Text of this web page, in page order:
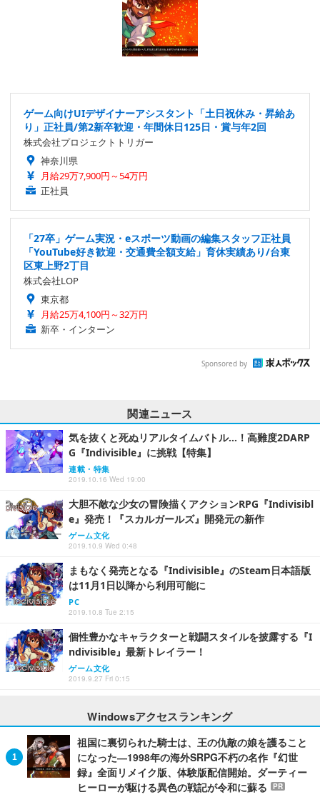
ゲーム向けUIデザイナーアシスタント「土日祝休み・昇給あ
り」正社員/第2新卒歓迎・年間休日125日・賞与年2回
株式会社プロジェクトトリガー
神奈川県
月給29万7,900円～54万円
正社員
「27卒」ゲーム実況・eスポーツ動画の編集スタッフ正社員
「YouTube好き歓迎・交通費全額支給」育休実績あり/台東
区東上野2丁目
株式会社LOP
東京都
月給25万4,100円～32万円
新卒・インターン
Sponsored by
関連ニュース
気を抜くと死ぬリアルタイムバトル…！高難度2DARP
G『Indivisible』に挑戦【特集】
連載・特集
2019.10.16 Wed 19:00
大胆不敵な少女の冒険描くアクションRPG『Indivisibl
e』発売！『スカルガールズ』開発元の新作
ゲーム文化
2019.10.9 Wed 0:48
まもなく発売となる『Indivisible』のSteam日本語版
は11月1日以降から利用可能に
PC
2019.10.8 Tue 2:15
個性豊かなキャラクターと戦闘スタイルを披露する『I
ndivisible』最新トレイラー！
ゲーム文化
2019.9.27 Fri 0:15
Windowsアクセスランキング
祖国に裏切られた騎士は、王の仇敵の娘を護ること
になった―1998年の海外SRPG不朽の名作『幻世
録』全面リメイク版、体験版配信開始。ダーティー
ヒーローが駆ける異色の戦記が令和に蘇る
PR